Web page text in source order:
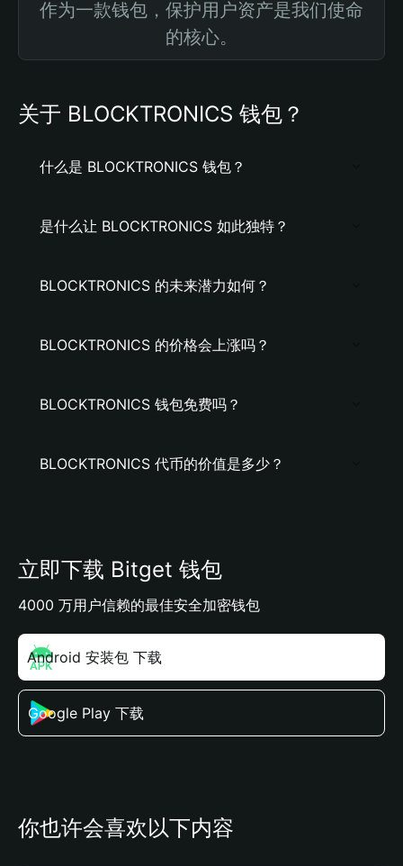
作为一款钱包，保护用户资产是我们使命
的核心。
关于 BLOCKTRONICS 钱包？
什么是 BLOCKTRONICS 钱包？
是什么让 BLOCKTRONICS 如此独特？
BLOCKTRONICS 的未来潜力如何？
BLOCKTRONICS 的价格会上涨吗？
BLOCKTRONICS 钱包免费吗？
BLOCKTRONICS 代币的价值是多少？
立即下载 Bitget 钱包
4000 万用户信赖的最佳安全加密钱包
Android 安装包 下载
Google Play 下载
你也许会喜欢以下内容